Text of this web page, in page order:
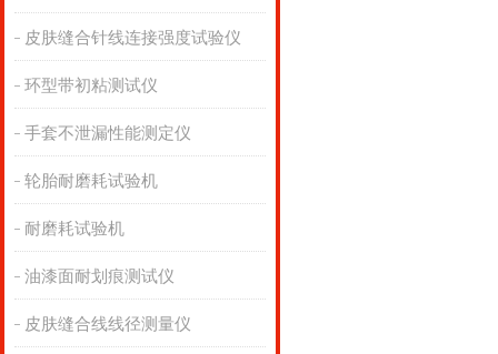
皮肤缝合针线连接强度试验仪
环型带初粘测试仪
手套不泄漏性能测定仪
轮胎耐磨耗试验机
耐磨耗试验机
油漆面耐划痕测试仪
皮肤缝合线线径测量仪